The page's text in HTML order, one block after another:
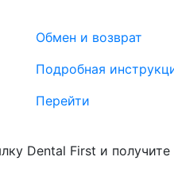
Обмен и возврат
Подробная
Перейти
Dental First и